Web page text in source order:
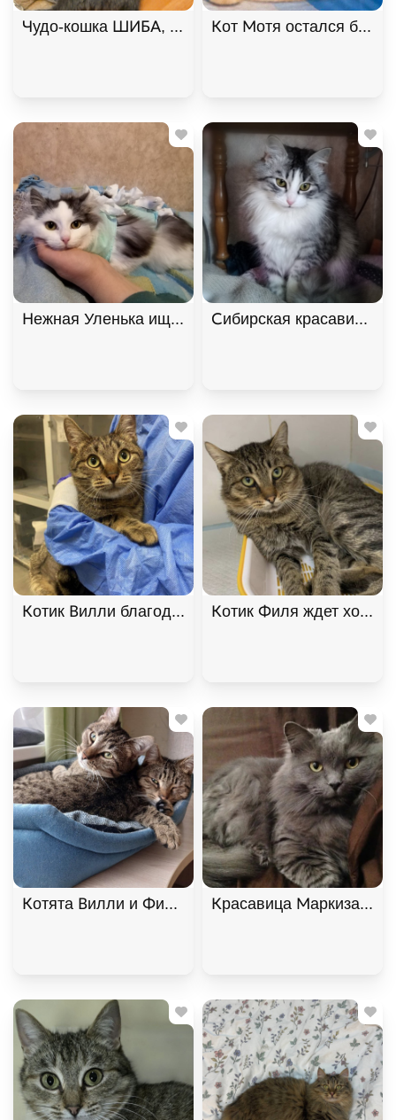
Чудо-кошка ШИБА, русская голубая ищет дом. В
Кот Мотя остался без
Нежная Уленька ищет дом, 8 мес. В дар!,
Сибирская красавица
Котик Вилли благодарный и ласковый ищет
Котик Филя ждет
Котята Вилли и Филя ищут дом. В дар!, Табби,
Красавица Маркиза